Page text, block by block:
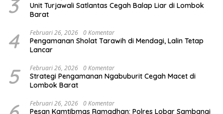
3
Unit Turjawali Satlantas Cegah Balap Liar di Lombok
Barat
4 Februari 26, 2026 0 Komentar
Pengamanan Sholat Tarawih di Mendagi, Lalin Tetap
Lancar
5 Februari 26, 2026 0 Komentar
Strategi Pengamanan Ngabuburit Cegah Macet di
Lombok Barat
Februari 26, 2026 0 Komentar
Pesan Kamtibmas Ramadhan: Polres Lobar Sambangi